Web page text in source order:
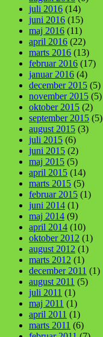
juli 2016 (14)
juni 2016 (15)
maj 2016 (11)
april 2016 (22)
marts 2016 (13)
februar 2016 (17)
januar 2016 (4)
december 2015 (5)
november 2015 (5)
oktober 2015 (2)
september 2015 (5)
august 2015 (3)
juli 2015 (6)
juni 2015 (2)
maj 2015 (5)
april 2015 (14)
marts 2015 (5)
februar 2015 (1)
juni 2014 (1)
maj 2014 (9)
april 2014 (10)
oktober 2012 (1)
august 2012 (1)
marts 2012 (1)
december 2011 (1)
august 2011 (5)
juli 2011 (1)
maj 2011 (1)
april 2011 (1)
marts 2011 (6)